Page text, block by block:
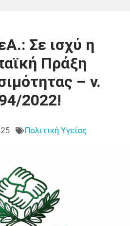
Σε ισχύ η
Πράξη
– ν.
2022!
Πολιτική Υγείας